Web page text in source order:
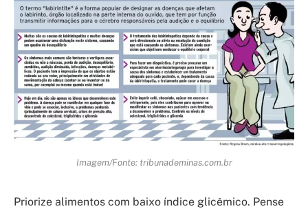
Imagem/Fonte: tribunademinas.com.br
Priorize alimentos com baixo índice glicêmico. Pense